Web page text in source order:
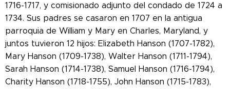
1716-1717, y comisionado adjunto del condado de 1724 a
1734. Sus padres se casaron en 1707 en la antigua
parroquia de William y Mary en Charles, Maryland, y
juntos tuvieron 12 hijos: Elizabeth Hanson (1707-1782),
Mary Hanson (1709-1738), Walter Hanson (1711-1794),
Sarah Hanson (1714-1738), Samuel Hanson (1716-1794),
Charity Hanson (1718-1755), John Hanson (1715-1783),